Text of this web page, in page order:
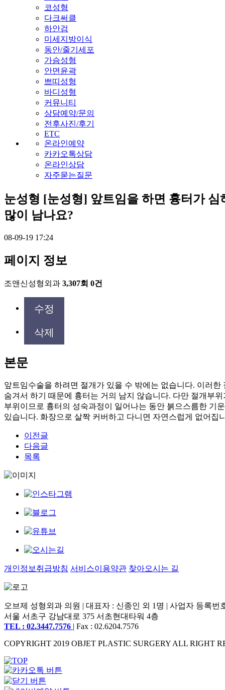
코성형
다크써클
하안검
미세지방이식
동안/줄기세포
가슴성형
안면윤곽
쁘띠성형
바디성형
커뮤니티
상담예약/문의
전후사진/후기
ETC
온라인예약
카카오톡상담
온라인상담
자주묻는질문
눈성형 [눈성형] 앞트임을 하면 흉터가 심
많이 남나요?
08-09-19 17:24
페이지 정보
조앤신성형외과 3,307회 0건
수정
삭제
본문
앞트임수술을 하려면 절개가 있을 수 밖에는 없습니다. 이러한
숨겨서 하기 때문에 흉터는 거의 남지 않습니다. 다만 절개부
부위이므로 흉터의 성숙과정이 일어나는 동안 붉으스름한 기
있습니다. 화장으로 살짝 커버하고 다니면 자연스럽게 없어집
이전글
다음글
목록
개인정보취급방침 서비스이용약관 찾아오시는 길
오브제 성형외과 의원 | 대표자 : 신종인 외 1명 | 사업자 등록번
서울 서초구 강남대로 375 서초현대타워 4층
TEL : 02.3447.7576 | Fax : 02.6204.7576
COPYRIGHT 2019 OBJET PLASTIC SURGERY ALL RIGHT